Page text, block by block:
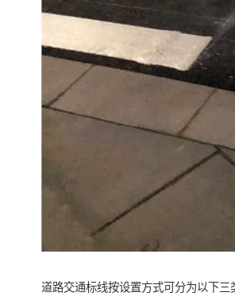
道路交通标线按设置方式可分为以下三